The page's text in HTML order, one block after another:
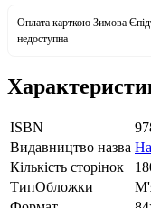
Оплата карткою Зимова
недоступна
ISBN
Видавництво назва
Кількість сторінок
ТипОбложки